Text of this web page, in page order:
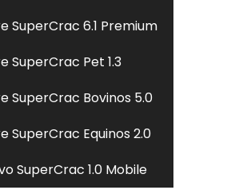
SuperCrac 6.1 Premium
SuperCrac Pet 1.3
SuperCrac Bovinos 5.0
SuperCrac Equinos 2.0
SuperCrac 1.0 Mobile
para maximizar o ganho de
e fornecida de forma
monitoramento da saúde,